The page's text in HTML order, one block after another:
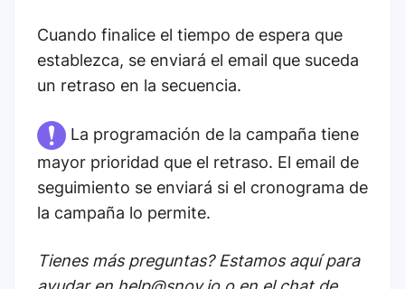
Cuando finalice el tiempo de espera que
establezca, se enviará el email que suceda
un retraso en la secuencia.
La programación de la campaña tiene
mayor prioridad que el retraso. El email de
seguimiento se enviará si el cronograma de
la campaña lo permite.
Tienes más preguntas? Estamos aquí para